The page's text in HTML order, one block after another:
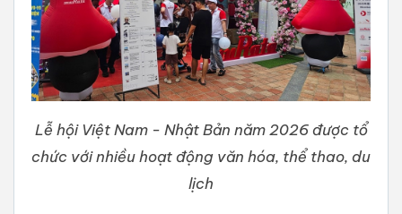
Lễ hội Việt Nam - Nhật Bản năm 2026 được tổ
chức với nhiều hoạt động văn hóa, thể thao, du
lịch